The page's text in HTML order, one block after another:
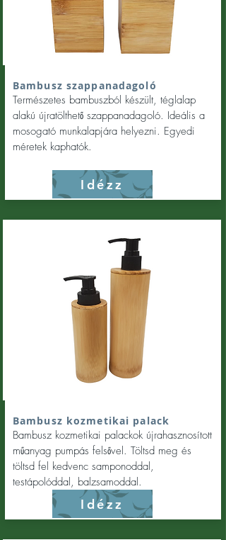
Bambusz szappanadagoló
Természetes bambuszból készült, téglalap
alakú újratölthető szappanadagoló. Ideális a
mosogató munkalapjára helyezni. Egyedi
méretek kaphatók.
Idézz
Bambusz kozmetikai palack
Bambusz kozmetikai palackok újrahasznosított
műanyag pumpás felsővel. Töltsd meg és
töltsd fel kedvenc samponoddal,
testápolóddal, balzsamoddal.
Idézz